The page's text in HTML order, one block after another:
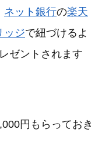
ネット銀行の楽天
ッジで紐づけるよ
ゼントされます
円もらっておき